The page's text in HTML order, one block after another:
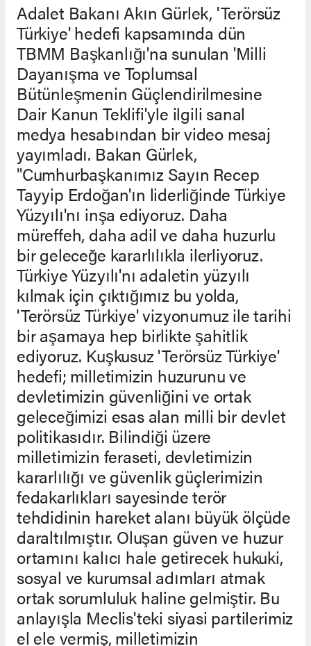
Adalet Bakanı Akın Gürlek, 'Terörsüz
Türkiye' hedefi kapsamında dün
TBMM Başkanlığı'na sunulan 'Milli
Dayanışma ve Toplumsal
Bütünleşmenin Güçlendirilmesine
Dair Kanun Teklifi'yle ilgili sanal
medya hesabından bir video mesaj
yayımladı. Bakan Gürlek,
"Cumhurbaşkanımız Sayın Recep
Tayyip Erdoğan'ın liderliğinde Türkiye
Yüzyılı'nı inşa ediyoruz. Daha
müreffeh, daha adil ve daha huzurlu
bir geleceğe kararlılıkla ilerliyoruz.
Türkiye Yüzyılı'nı adaletin yüzyılı
kılmak için çıktığımız bu yolda,
'Terörsüz Türkiye' vizyonumuz ile tarihi
bir aşamaya hep birlikte şahitlik
ediyoruz. Kuşkusuz 'Terörsüz Türkiye'
hedefi; milletimizin huzurunu ve
devletimizin güvenliğini ve ortak
geleceğimizi esas alan milli bir devlet
politikasıdır. Bilindiği üzere
milletimizin feraseti, devletimizin
kararlılığı ve güvenlik güçlerimizin
fedakarlıkları sayesinde terör
tehdidinin hareket alanı büyük ölçüde
daraltılmıştır. Oluşan güven ve huzur
ortamını kalıcı hale getirecek hukuki,
sosyal ve kurumsal adımları atmak
ortak sorumluluk haline gelmiştir. Bu
anlayışla Meclis'teki siyasi partilerimiz
el ele vermiş, milletimizin